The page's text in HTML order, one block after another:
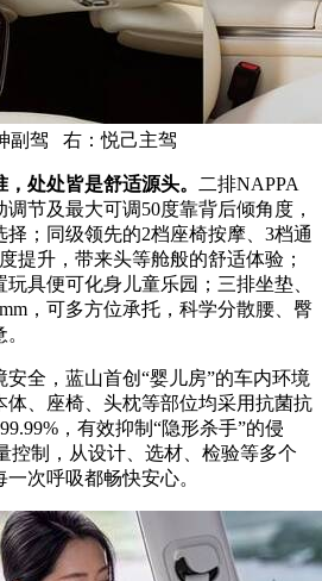
副驾 右：悦己主驾
处处皆是舒适源头。
二排NAPPA
节及最大可调50度靠背后倾角度，
；同级领先的2档座椅按摩、3档通
提升，带来头等舱般的舒适体验；
具便可化身儿童乐园；三排坐垫、
，可多方位承托，科学分散腰、臀
全，蓝山首创“婴儿房”的车内环境
体、座椅、头枕等部位均采用抗菌抗
，有效抑制“隐形杀手”的侵
控制，从设计、选材、检验等多个
次呼吸都畅快安心。